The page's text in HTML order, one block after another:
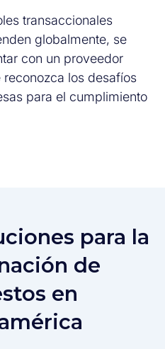
transaccionales
globalmente, se
con un proveedor
los desafíos
para el cumplimiento
para la
de
en